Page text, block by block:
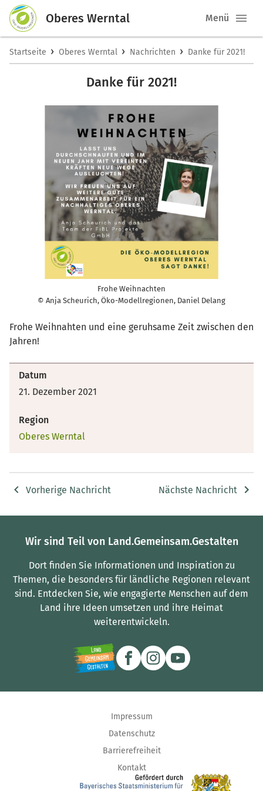
Oberes Werntal Menü
Startseite › Oberes Werntal › Nachrichten › Danke für 2021!
Danke für 2021!
Frohe Weihnachten
© Anja Scheurich, Öko-Modellregionen, Daniel Delang
Frohe Weihnahten und eine geruhsame Zeit zwischen den
Jahren!
Datum
21. Dezember 2021
Region
Oberes Werntal
Vorherige Nachricht Nächste Nachricht
Wir sind Teil von Land.Gemeinsam.Gestalten
Dort finden Sie Informationen und Inspiration zu
Themen, die besonders für ländliche Regionen relevant
sind. Entdecken Sie, wie engagierte Menschen auf dem
Land ihre Ideen umsetzen und ihre Heimat
weiterentwickeln.
Impressum
Datenschutz
Barrierefreiheit
Kontakt